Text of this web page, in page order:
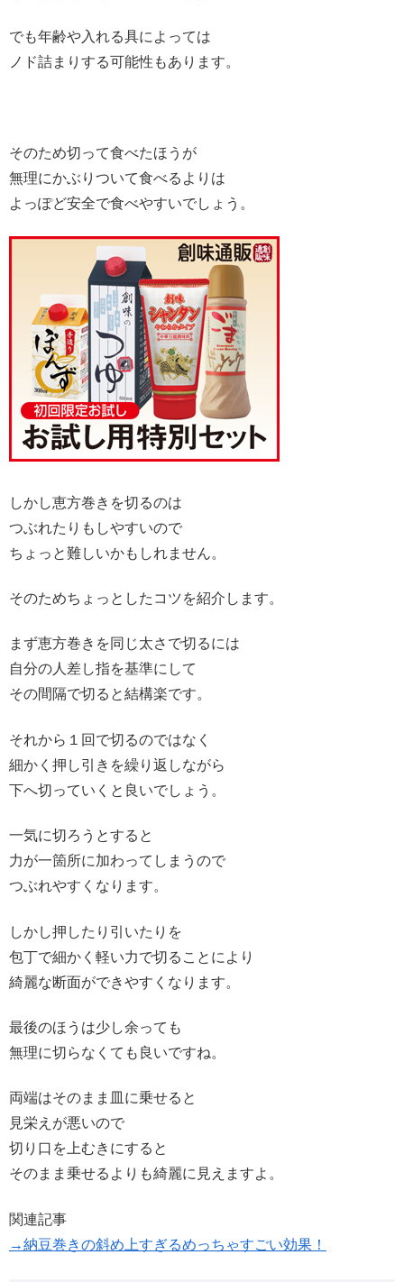
でも年齢や入れる具によっては
ノド詰まりする可能性もあります。
そのため切って食べたほうが
無理にかぶりついて食べるよりは
よっぽど安全で食べやすいでしょう。
しかし恵方巻きを切るのは
つぶれたりもしやすいので
ちょっと難しいかもしれません。
そのためちょっとしたコツを紹介します。
まず恵方巻きを同じ太さで切るには
自分の人差し指を基準にして
その間隔で切ると結構楽です。
それから１回で切るのではなく
細かく押し引きを繰り返しながら
下へ切っていくと良いでしょう。
一気に切ろうとすると
力が一箇所に加わってしまうので
つぶれやすくなります。
しかし押したり引いたりを
包丁で細かく軽い力で切ることにより
綺麗な断面ができやすくなります。
最後のほうは少し余っても
無理に切らなくても良いですね。
両端はそのまま皿に乗せると
見栄えが悪いので
切り口を上むきにすると
そのまま乗せるよりも綺麗に見えますよ。
関連記事
→納豆巻きの斜め上すぎるめっちゃすごい効果！